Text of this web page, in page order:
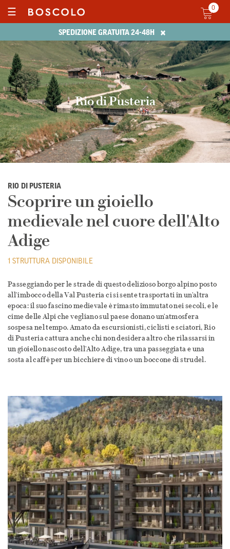
SPEDIZIONE GRATUITA 24-48H ×
☰ 0
Rio di Pusteria
RIO DI PUSTERIA
Scoprire un gioiello
medievale nel cuore dell'Alto
Adige
1 STRUTTURA DISPONIBILE
Passeggiando per le strade di questo delizioso borgo alpino posto
all'imbocco della Val Pusteria ci si sente trasportati in un'altra
epoca: il suo fascino medievale è rimasto immutato nei secoli, e le
cime delle Alpi che vegliano sul paese donano un'atmosfera
sospesa nel tempo. Amato da escursionisti, ciclisti e sciatori, Rio
di Pusteria cattura anche chi non desidera altro che rilassarsi in
un gioiello nascosto dell'Alto Adige, tra una passeggiata e una
sosta al caffè per un bicchiere di vino o un boccone di strudel.